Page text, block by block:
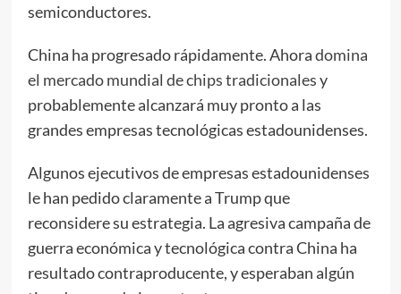
semiconductores.
China ha progresado rápidamente. Ahoradomina
el mercado mundial de chips tradicionalesy
probablemente alcanzará muy pronto a las
grandes empresas tecnológicas estadounidenses.
Algunos ejecutivos de empresas estadounidenses
le han pedido claramente a Trump que
reconsidere su estrategia. La agresiva campaña de
guerra económica y tecnológica contra China ha
resultado contraproducente, y esperaban algún